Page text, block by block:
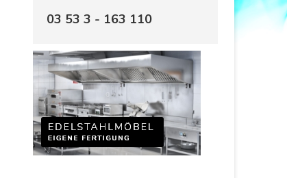
03 53 3 - 163 110